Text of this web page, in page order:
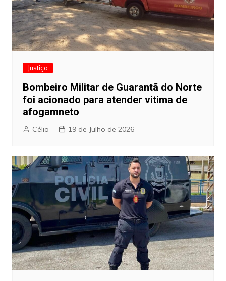
Justiça
Bombeiro Militar de Guarantã do Norte
foi acionado para atender vitima de
afogamneto
Célio 19 de Julho de 2026